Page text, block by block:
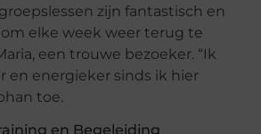
zijn fantastisch en
elke week weer terug te
een trouwe bezoeker. “Ik
en energieker sinds ik hier
toe.
en Begeleiding